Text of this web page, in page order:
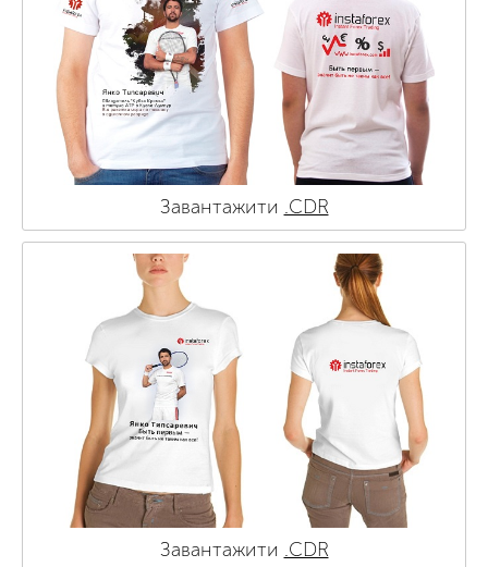
Завантажити .CDR
Завантажити .CDR